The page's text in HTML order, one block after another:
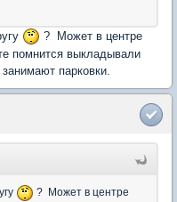
? Может в центре
помнится выкладывали
парковки.
? Может в центре